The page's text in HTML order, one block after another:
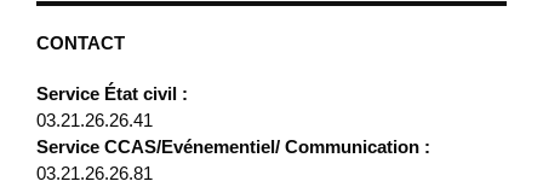
CONTACT
Service État civil :
03.21.26.26.41
Service CCAS/Evénementiel/ Communication :
03.21.26.26.81